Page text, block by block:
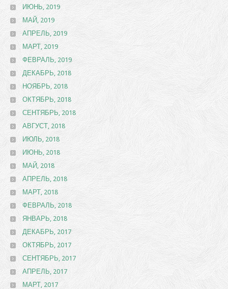
ИЮНЬ, 2019
МАЙ, 2019
АПРЕЛЬ, 2019
МАРТ, 2019
ФЕВРАЛЬ, 2019
ДЕКАБРЬ, 2018
НОЯБРЬ, 2018
ОКТЯБРЬ, 2018
СЕНТЯБРЬ, 2018
АВГУСТ, 2018
ИЮЛЬ, 2018
ИЮНЬ, 2018
МАЙ, 2018
АПРЕЛЬ, 2018
МАРТ, 2018
ФЕВРАЛЬ, 2018
ЯНВАРЬ, 2018
ДЕКАБРЬ, 2017
ОКТЯБРЬ, 2017
СЕНТЯБРЬ, 2017
АПРЕЛЬ, 2017
МАРТ, 2017